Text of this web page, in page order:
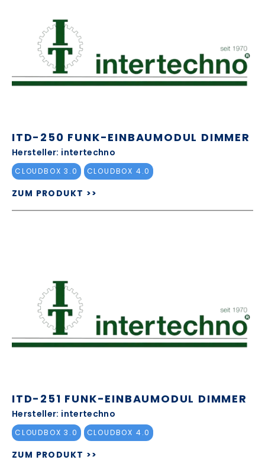
ITD-250 FUNK-EINBAUMODUL DIMMER
Hersteller: intertechno
CLOUDBOX 3.0 CLOUDBOX 4.0
ZUM PRODUKT >>
ITD-251 FUNK-EINBAUMODUL DIMMER
Hersteller: intertechno
CLOUDBOX 3.0 CLOUDBOX 4.0
ZUM PRODUKT >>